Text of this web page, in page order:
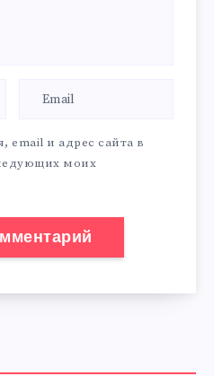
email и адрес сайта в
моих